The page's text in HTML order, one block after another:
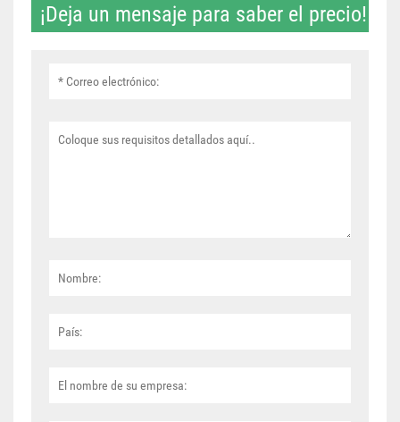
¡Deja un mensaje para saber el precio!